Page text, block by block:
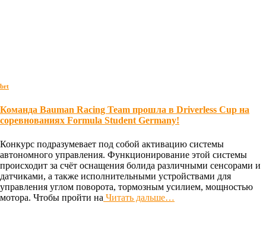
brt
Команда Bauman Racing Team прошла в Driverless Cup на
соревнованиях Formula Student Germany!
Конкурс подразумевает под собой активацию системы
автономного управления. Функционирование этой системы
происходит за счёт оснащения болида различными сенсорами и
датчиками, а также исполнительными устройствами для
управления углом поворота, тормозным усилием, мощностью
мотора. Чтобы пройти на Читать дальше…